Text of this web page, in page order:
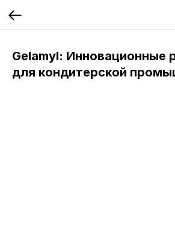
Gelamyl: Инновационные
для кондитерской